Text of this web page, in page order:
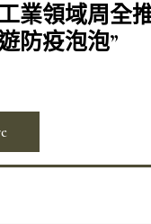
業領域周全
防疫泡泡”